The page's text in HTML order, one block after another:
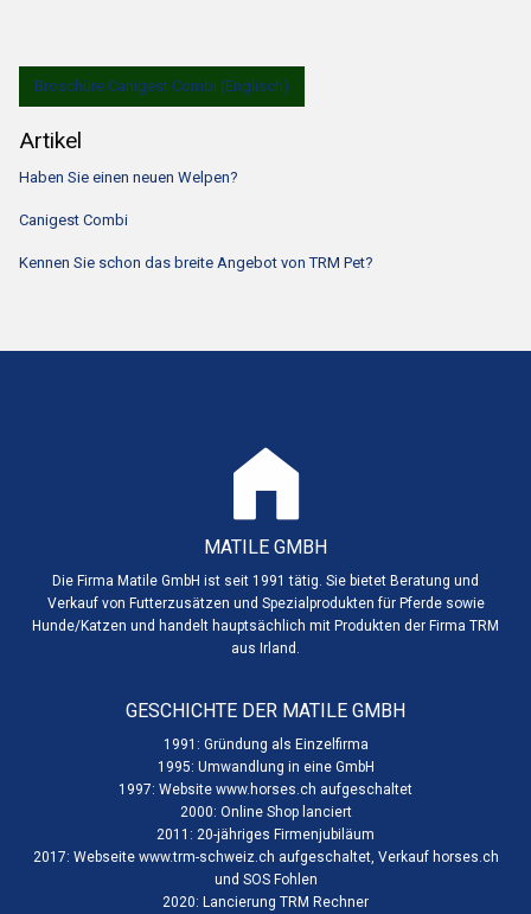
Broschüre Canigest Combi (Englisch)
Artikel
Haben Sie einen neuen Welpen?
Canigest Combi
Kennen Sie schon das breite Angebot von TRM Pet?
MATILE GMBH
Die Firma Matile GmbH ist seit 1991 tätig. Sie bietet Beratung und
Verkauf von Futterzusätzen und Spezialprodukten für Pferde sowie
Hunde/Katzen und handelt hauptsächlich mit Produkten der Firma TRM
aus Irland.
GESCHICHTE DER MATILE GMBH
1991: Gründung als Einzelfirma
1995: Umwandlung in eine GmbH
1997: Website www.horses.ch aufgeschaltet
2000: Online Shop lanciert
2011: 20-jähriges Firmenjubiläum
2017: Webseite www.trm-schweiz.ch aufgeschaltet, Verkauf horses.ch
und SOS Fohlen
2020: Lancierung TRM Rechner